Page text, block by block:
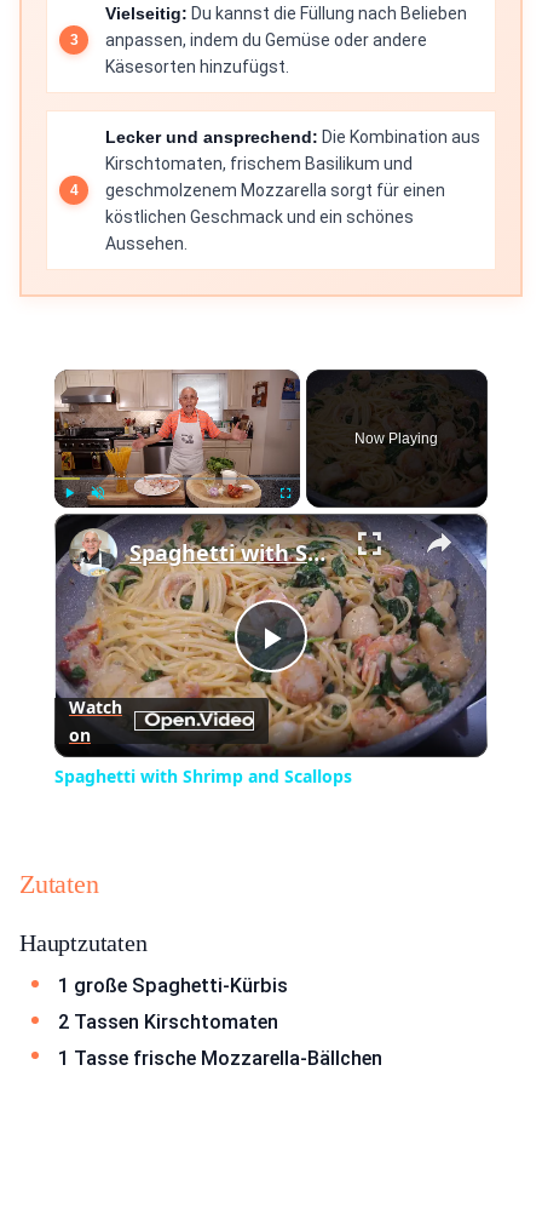
Vielseitig: Du kannst die Füllung nach Belieben
anpassen, indem du Gemüse oder andere
Käsesorten hinzufügst.
Lecker und ansprechend: Die Kombination aus
Kirschtomaten, frischem Basilikum und
geschmolzenem Mozzarella sorgt für einen
köstlichen Geschmack und ein schönes
Aussehen.
×
Play Unmute Fullscreen
Now Playing
×
Play
Video
Spaghetti with Shrimp and Scallops
Watch
on
Spaghetti with Shrimp and Scallops
Zutaten
Hauptzutaten
1 große Spaghetti-Kürbis
2 Tassen Kirschtomaten
1 Tasse frische Mozzarella-Bällchen